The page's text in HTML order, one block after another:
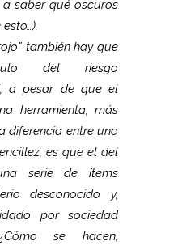
saber qué oscuros
también hay que
del riesgo
a pesar de que el
herramienta, más
diferencia entre uno
es que el del
serie de ítems
desconocido y,
por sociedad
se hacen,